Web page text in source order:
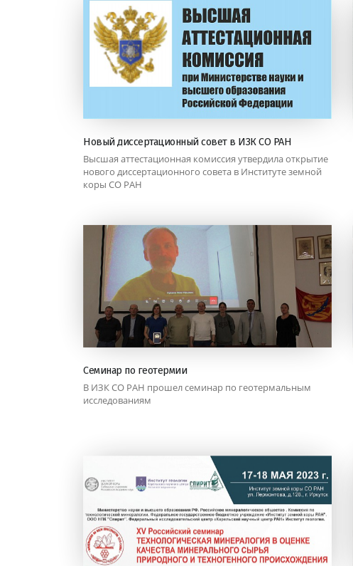
Новый диссертационный совет в ИЗК СО РАН
Высшая аттестационная комиссия утвердила открытие
нового диссертационного совета в Институте земной
коры СО РАН
Семинар по геотермии
В ИЗК СО РАН прошел семинар по геотермальным
исследованиям